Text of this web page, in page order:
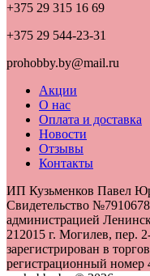
+375 29 315 16 69
+375 29 544-23-31
prohobby.by@mail.ru
Акции
О нас
Оплата и доставка
Новости
Отзывы
Контакты
ИП Кузьменков Павел
Свидетельство
администрацией
212015 г. Могилев, пер.
зарегистрирован в
регистрационный номер